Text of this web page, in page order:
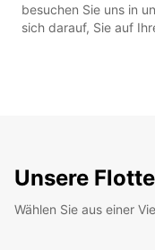
besuchen Sie uns in
sich darauf, Sie auf
Unsere Flotte
Wählen Sie aus einer